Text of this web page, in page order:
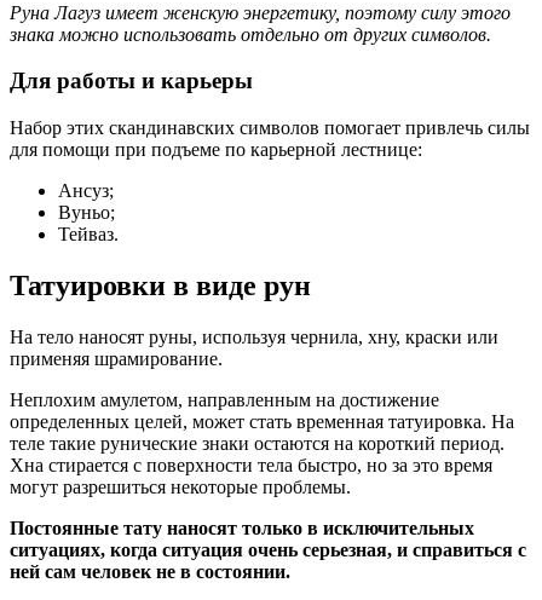
Руна Лагуз имеет женскую энергетику, поэтому силу этого
знака можно использовать отдельно от других символов.
Для работы и карьеры
Набор этих скандинавских символов помогает привлечь силы
для помощи при подъеме по карьерной лестнице:
Ансуз;
Вуньо;
Тейваз.
Татуировки в виде рун
На тело наносят руны, используя чернила, хну, краски или
применяя шрамирование.
Неплохим амулетом, направленным на достижение
определенных целей, может стать временная татуировка. На
теле такие рунические знаки остаются на короткий период.
Хна стирается с поверхности тела быстро, но за это время
могут разрешиться некоторые проблемы.
Постоянные тату наносят только в исключительных
ситуациях, когда ситуация очень серьезная, и справиться с
ней сам человек не в состоянии.